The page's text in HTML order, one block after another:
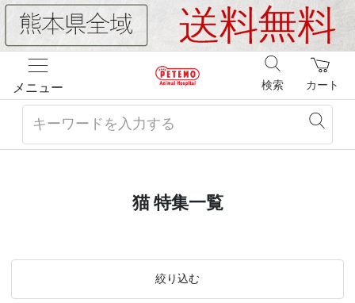
メニュー カート
検索
猫 特集一覧
絞り込む